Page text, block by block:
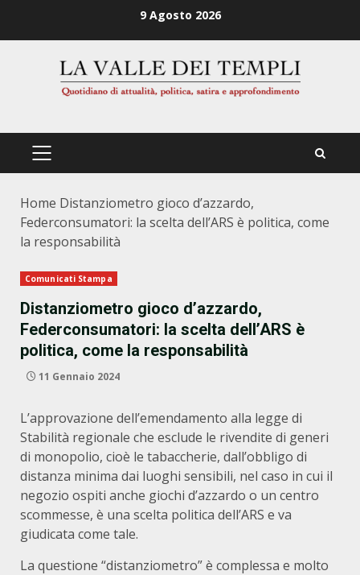
9 Agosto 2026
PRIMÄRES
Home Distanziometro gioco d’azzardo,
Federconsumatori: la scelta dell’ARS è politica, come
la responsabilità
Comunicati Stampa
Distanziometro gioco d’azzardo,
Federconsumatori: la scelta dell’ARS è
politica, come la responsabilità
11 Gennaio 2024
L’approvazione dell’emendamento alla legge di
Stabilità regionale che esclude le rivendite di generi
di monopolio, cioè le tabaccherie, dall’obbligo di
distanza minima dai luoghi sensibili, nel caso in cui il
negozio ospiti anche giochi d’azzardo o un centro
scommesse, è una scelta politica dell’ARS e va
giudicata come tale.
La questione “distanziometro” è complessa e molto